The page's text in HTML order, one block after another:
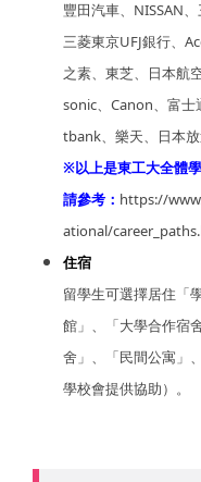
豐田汽車、NISSAN
三菱東京UFJ銀行、
之素、東芝、日本航
sonic、Canon、富士
tbank、樂天、日本
※以上是東工大全體
請參考： https://
ational/
住宿
留學生可選擇居住「
館」、「大學合作宿
舍」、「民間公寓」
學校會提供協助）。